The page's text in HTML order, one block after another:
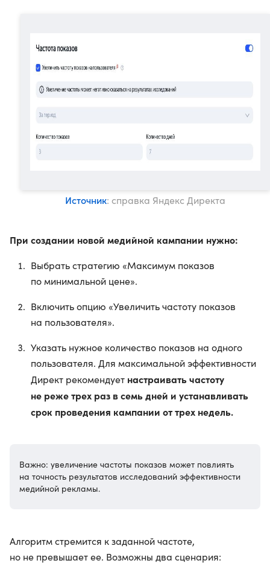
Источник: справка Яндекс Директа
При создании новой медийной кампании нужно:
Выбрать стратегию «Максимум показов
по минимальной цене».
Включить опцию «Увеличить частоту показов
на пользователя».
Указать нужное количество показов на одного
пользователя. Для максимальной эффективности
Директ рекомендует настраивать частоту
не реже трех раз в семь дней и устанавливать
срок проведения кампании от трех недель.
Важно: увеличение частоты показов может повлиять
на точность результатов исследований эффективности
медийной рекламы.
Алгоритм стремится к заданной частоте,
но не превышает ее. Возможны два сценария: